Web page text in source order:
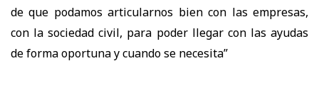
de que podamos articularnos bien con las empresas,
con la sociedad civil, para poder llegar con las ayudas
de forma oportuna y cuando se necesita”